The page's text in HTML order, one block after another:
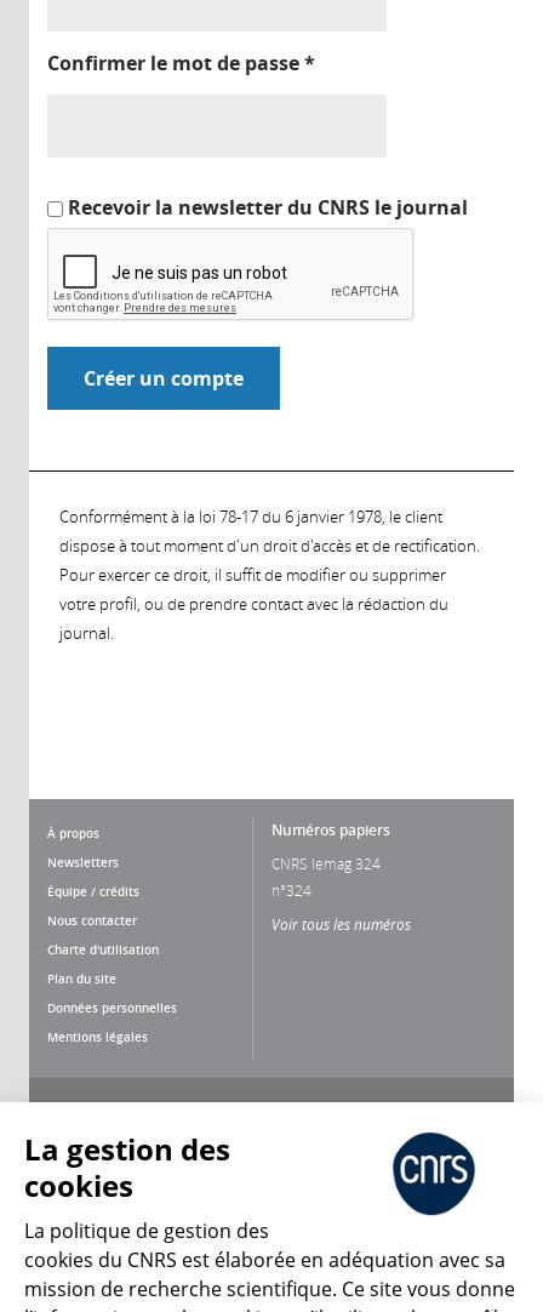
Confirmer le mot de passe*
Recevoir la newsletter du CNRS le journal
Conformément à la loi 78-17 du 6 janvier 1978, le client
dispose à tout moment d'un droit d'accès et de rectification.
Pour exercer ce droit, il suffit de modifier ou supprimer
votre profil, ou de prendre contact avec la rédaction du
journal.
À propos
Newsletters
Équipe / crédits
Nous contacter
Charte d'utilisation
Plan du site
Données personnelles
Mentions légales
Numéros papiers
CNRS lemag 324
n°324
Voir tous les numéros
CNRS Le Mag
La gestion des
cookies
La politique de gestion des
cookies du CNRS est élaborée en adéquation avec sa
mission de recherche scientifique. Ce site vous donne